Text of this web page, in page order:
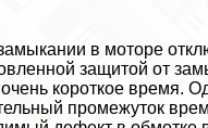
в моторе
защитой от
короткое время.
промежуток